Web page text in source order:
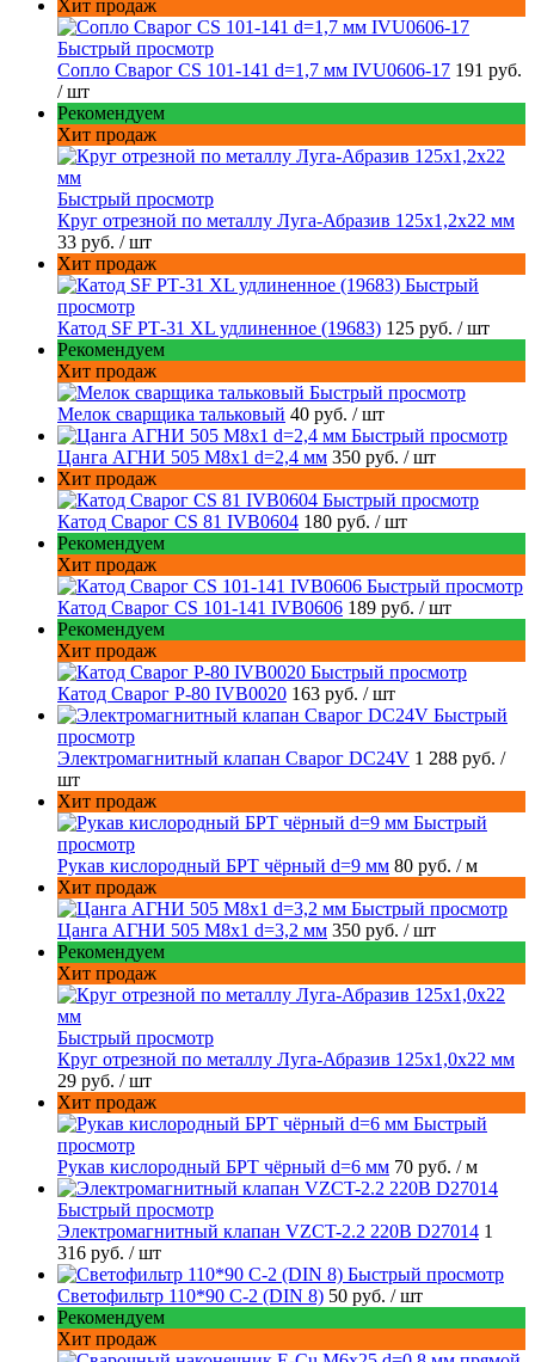
Хит продаж
Быстрый просмотр
Сопло Сварог CS 101-141 d=1,7 мм IVU0606-17 191 руб.
/ шт
Рекомендуем
Хит продаж
Быстрый просмотр
Круг отрезной по металлу Луга-Абразив 125x1,2x22 мм
33 руб. / шт
Хит продаж
Быстрый
просмотр
Катод SF РТ-31 XL удлиненное (19683) 125 руб. / шт
Рекомендуем
Хит продаж
Быстрый просмотр
Мелок сварщика тальковый 40 руб. / шт
Быстрый просмотр
Цанга АГНИ 505 М8х1 d=2,4 мм 350 руб. / шт
Хит продаж
Быстрый просмотр
Катод Сварог CS 81 IVB0604 180 руб. / шт
Рекомендуем
Хит продаж
Быстрый просмотр
Катод Сварог CS 101-141 IVB0606 189 руб. / шт
Рекомендуем
Хит продаж
Быстрый просмотр
Катод Сварог P-80 IVB0020 163 руб. / шт
Быстрый
просмотр
Электромагнитный клапан Сварог DC24V 1 288 руб. /
шт
Хит продаж
Быстрый
просмотр
Рукав кислородный БРТ чёрный d=9 мм 80 руб. / м
Хит продаж
Быстрый просмотр
Цанга АГНИ 505 М8х1 d=3,2 мм 350 руб. / шт
Рекомендуем
Хит продаж
Быстрый просмотр
Круг отрезной по металлу Луга-Абразив 125x1,0x22 мм
29 руб. / шт
Хит продаж
Быстрый
просмотр
Рукав кислородный БРТ чёрный d=6 мм 70 руб. / м
Быстрый просмотр
Электромагнитный клапан VZCT-2.2 220В D27014 1
316 руб. / шт
Быстрый просмотр
Светофильтр 110*90 С-2 (DIN 8) 50 руб. / шт
Рекомендуем
Хит продаж